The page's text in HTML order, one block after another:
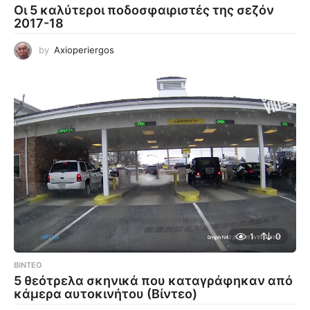
Οι 5 καλύτεροι ποδοσφαιριστές της σεζόν
2017-18
by Axioperiergos
1 0
ΒΊΝΤΕΟ
5 θεότρελα σκηνικά που καταγράφηκαν από
κάμερα αυτοκινήτου (Βίντεο)